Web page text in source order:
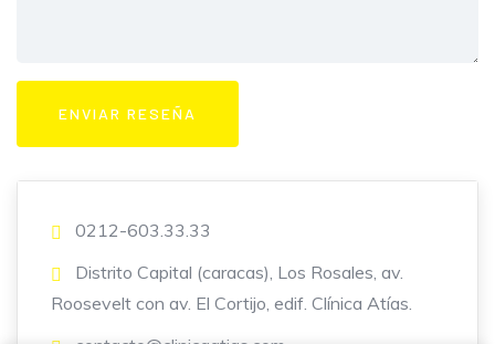
0212-603.33.33
Distrito Capital (caracas), Los Rosales, av.
Roosevelt con av. El Cortijo, edif. Clínica Atías.